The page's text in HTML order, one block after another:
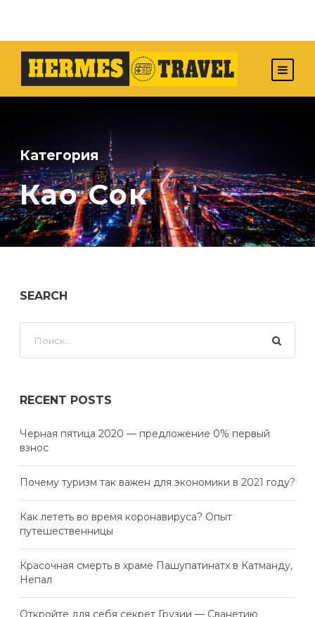
Категория
Као Сок
SEARCH
RECENT POSTS
Черная пятица 2020 — предложение 0% первый
взнос
Почему туризм так важен для экономики в 2021 году?
Как лететь во время коронавируса? Опыт
путешественницы
Красочная смерть в храме Пашупатинатх в Катманду,
Непал
Откройте для себя секрет Грузии — Сванетию